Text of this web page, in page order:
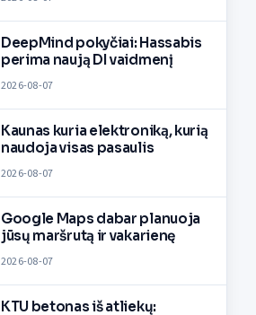
DeepMind pokyčiai: Hassabis
perima naują DI vaidmenį
2026-08-07
Kaunas kuria elektroniką, kurią
naudoja visas pasaulis
2026-08-07
Google Maps dabar planuoja
jūsų maršrutą ir vakarienę
2026-08-07
KTU betonas iš atliekų: